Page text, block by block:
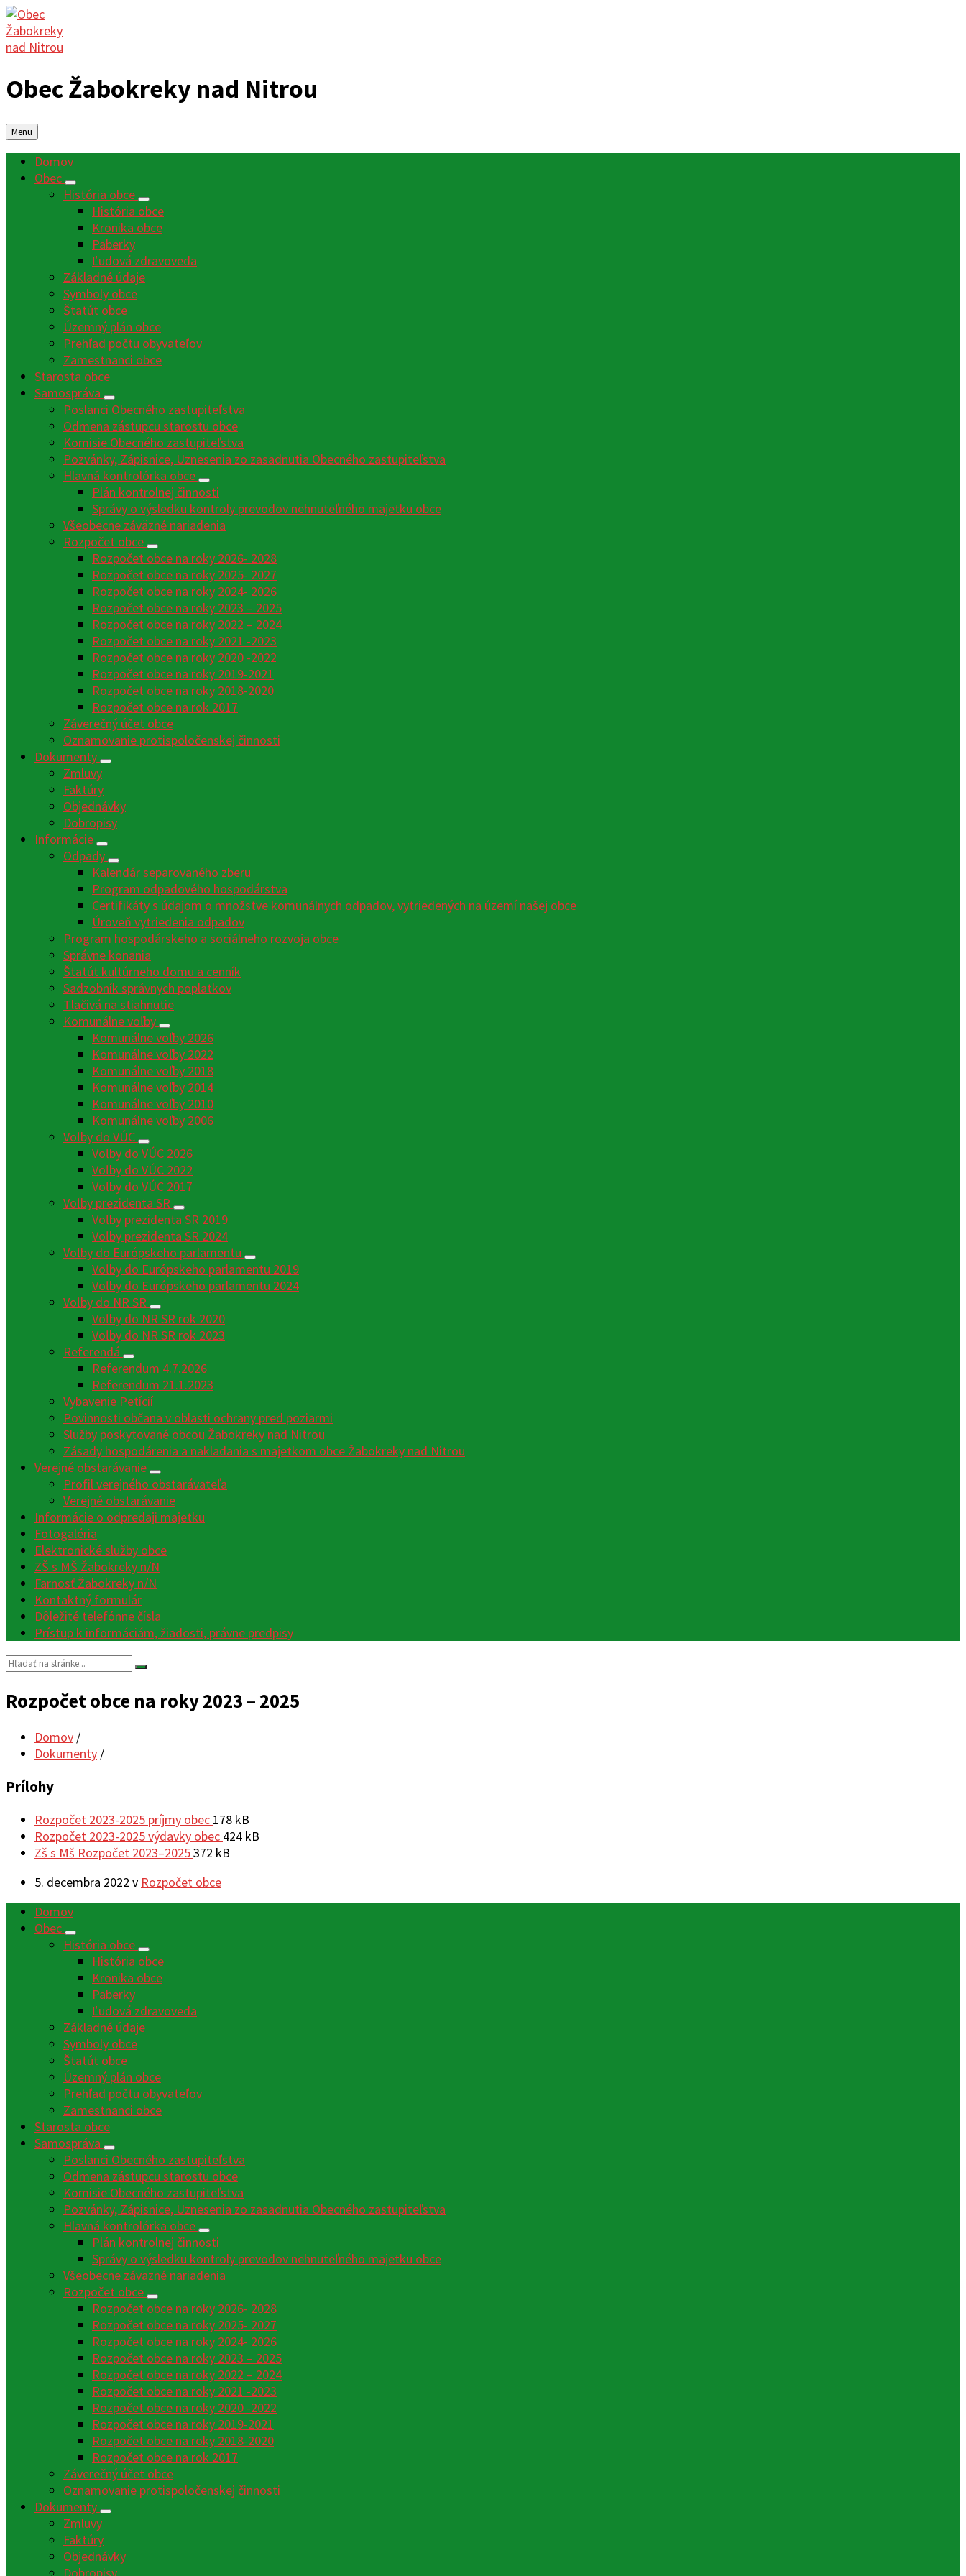
Obec Žabokreky nad Nitrou
Menu
Domov
Obec
História obce
História obce
Kronika obce
Paberky
Ľudová zdravoveda
Základné údaje
Symboly obce
Štatút obce
Územný plán obce
Prehľad počtu obyvateľov
Zamestnanci obce
Starosta obce
Samospráva
Poslanci Obecného zastupiteľstva
Odmena zástupcu starostu obce
Komisie Obecného zastupiteľstva
Pozvánky, Zápisnice, Uznesenia zo zasadnutia Obecného zastupiteľstva
Hlavná kontrolórka obce
Plán kontrolnej činnosti
Správy o výsledku kontroly prevodov nehnuteľného majetku obce
Všeobecne záväzné nariadenia
Rozpočet obce
Rozpočet obce na roky 2026- 2028
Rozpočet obce na roky 2025- 2027
Rozpočet obce na roky 2024- 2026
Rozpočet obce na roky 2023 – 2025
Rozpočet obce na roky 2022 – 2024
Rozpočet obce na roky 2021 -2023
Rozpočet obce na roky 2020 -2022
Rozpočet obce na roky 2019-2021
Rozpočet obce na roky 2018-2020
Rozpočet obce na rok 2017
Záverečný účet obce
Oznamovanie protispoločenskej činnosti
Dokumenty
Zmluvy
Faktúry
Objednávky
Dobropisy
Informácie
Odpady
Kalendár separovaného zberu
Program odpadového hospodárstva
Certifikáty s údajom o množstve komunálnych odpadov, vytriedených na území našej obce
Úroveň vytriedenia odpadov
Program hospodárskeho a sociálneho rozvoja obce
Správne konania
Štatút kultúrneho domu a cenník
Sadzobník správnych poplatkov
Tlačivá na stiahnutie
Komunálne voľby
Komunálne voľby 2026
Komunálne voľby 2022
Komunálne voľby 2018
Komunálne voľby 2014
Komunálne voľby 2010
Komunálne voľby 2006
Voľby do VÚC
Voľby do VÚC 2026
Voľby do VÚC 2022
Voľby do VÚC 2017
Voľby prezidenta SR
Voľby prezidenta SR 2019
Voľby prezidenta SR 2024
Voľby do Európskeho parlamentu
Voľby do Európskeho parlamentu 2019
Voľby do Európskeho parlamentu 2024
Voľby do NR SR
Voľby do NR SR rok 2020
Voľby do NR SR rok 2023
Referendá
Referendum 4.7.2026
Referendum 21.1.2023
Vybavenie Petícií
Povinnosti občana v oblasti ochrany pred poziarmi
Služby poskytované obcou Žabokreky nad Nitrou
Zásady hospodárenia a nakladania s majetkom obce Žabokreky nad Nitrou
Verejné obstarávanie
Profil verejného obstarávateľa
Verejné obstarávanie
Informácie o odpredaji majetku
Fotogaléria
Elektronické služby obce
ZŠ s MŠ Žabokreky n/N
Farnosť Žabokreky n/N
Kontaktný formulár
Dôležité telefónne čísla
Prístup k informáciám, žiadosti, právne predpisy
Vyhľadávanie:
Rozpočet obce na roky 2023 – 2025
Domov /
Dokumenty /
Prílohy
Rozpočet 2023-2025 príjmy obec Prípona
súboru:
pdf
Veľkosť
súboru:
178 kB
Rozpočet 2023-2025 výdavky obec Prípona
súboru:
Veľkosť
súboru:
424 kB
Zš s Mš Rozpočet 2023–2025Prípona
pdf
Veľkosť
372 kB
5. decembra 2022 v Rozpočet obce
Domov
Obec
História obce
História obce
Kronika obce
Paberky
Ľudová zdravoveda
Základné údaje
Symboly obce
Štatút obce
Územný plán obce
Prehľad počtu obyvateľov
Zamestnanci obce
Starosta obce
Samospráva
Poslanci Obecného zastupiteľstva
Odmena zástupcu starostu obce
Komisie Obecného zastupiteľstva
Pozvánky, Zápisnice, Uznesenia zo zasadnutia Obecného zastupiteľstva
Hlavná kontrolórka obce
Plán kontrolnej činnosti
Správy o výsledku kontroly prevodov nehnuteľného majetku obce
Všeobecne záväzné nariadenia
Rozpočet obce
Rozpočet obce na roky 2026- 2028
Rozpočet obce na roky 2025- 2027
Rozpočet obce na roky 2024- 2026
Rozpočet obce na roky 2023 – 2025
Rozpočet obce na roky 2022 – 2024
Rozpočet obce na roky 2021 -2023
Rozpočet obce na roky 2020 -2022
Rozpočet obce na roky 2019-2021
Rozpočet obce na roky 2018-2020
Rozpočet obce na rok 2017
Záverečný účet obce
Oznamovanie protispoločenskej činnosti
Dokumenty
Zmluvy
Faktúry
Objednávky